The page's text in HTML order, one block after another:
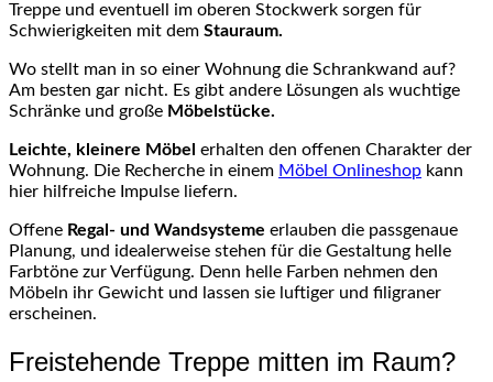
Treppe und eventuell im oberen Stockwerk sorgen für
Schwierigkeiten mit dem Stauraum.
Wo stellt man in so einer Wohnung die Schrankwand auf?
Am besten gar nicht. Es gibt andere Lösungen als wuchtige
Schränke und große Möbelstücke.
Leichte, kleinere Möbel erhalten den offenen Charakter der
Wohnung. Die Recherche in einem Möbel Onlineshop kann
hier hilfreiche Impulse liefern.
Offene Regal- und Wandsysteme erlauben die passgenaue
Planung, und idealerweise stehen für die Gestaltung helle
Farbtöne zur Verfügung. Denn helle Farben nehmen den
Möbeln ihr Gewicht und lassen sie luftiger und filigraner
erscheinen.
Freistehende Treppe mitten im Raum?